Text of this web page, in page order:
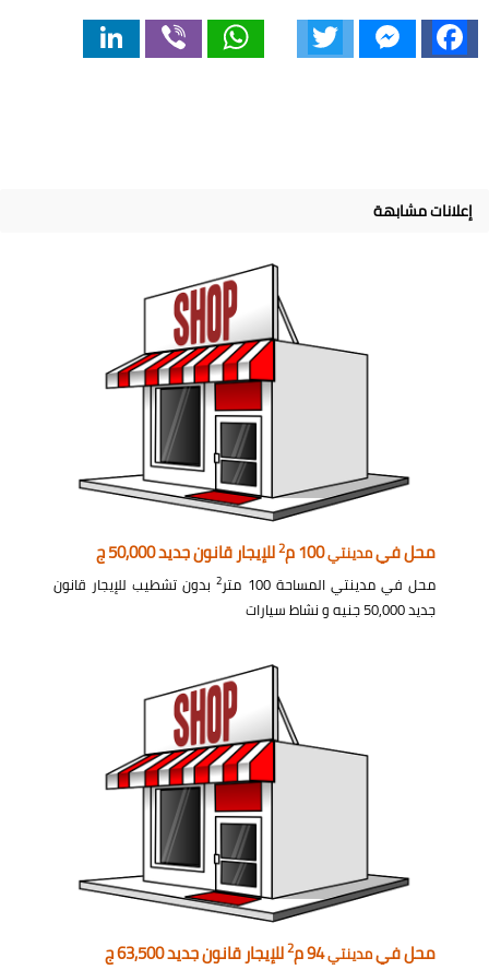
Facebook
Messenger
WhatsApp
إعلانات مشابهة
محل فيمدينتي100 م 2للإيجار قانون جديد 50,000 ج
محل في مدينتي المساحة 100 متر 2بدون تشطيب للإيجار قانون
جديد 50,000 جنيه و نشاط سيارات
محل فيمدينتي94 م 2للإيجار قانون جديد 63,500 ج